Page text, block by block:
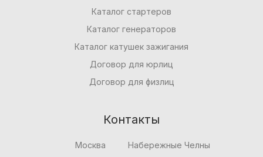
Каталог стартеров
Каталог генераторов
Каталог катушек зажигания
Договор для юрлиц
Договор для физлиц
Контакты
Москва
Набережные Челны